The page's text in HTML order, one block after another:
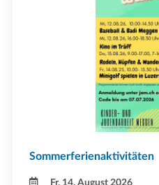
Sommerferienaktivitäten
Fr, 14. August 2026